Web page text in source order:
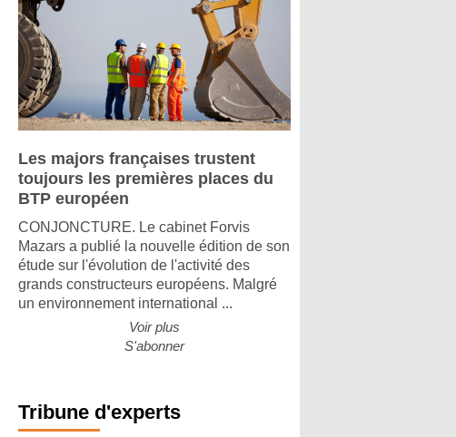
Les majors françaises trustent
toujours les premières places du
BTP européen
CONJONCTURE. Le cabinet Forvis
Mazars a publié la nouvelle édition de son
étude sur l'évolution de l'activité des
grands constructeurs européens. Malgré
un environnement international ...
Voir plus
S'abonner
Tribune d'experts